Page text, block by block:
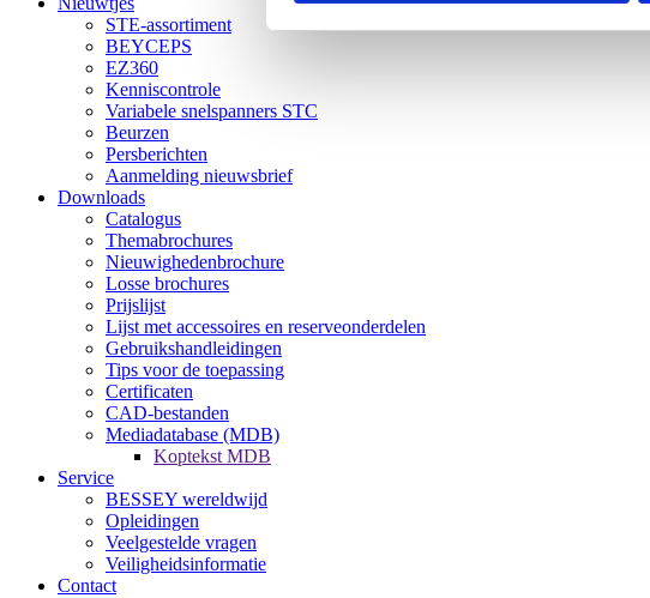
STE-assortiment
BEYCEPS
EZ360
Kenniscontrole
Variabele snelspanners STC
Beurzen
Persberichten
Aanmelding nieuwsbrief
Downloads
Catalogus
Themabrochures
Nieuwighedenbrochure
Losse brochures
Prijslijst
Lijst met accessoires en reserveonderdelen
Gebruikshandleidingen
Tips voor de toepassing
Certificaten
CAD-bestanden
Mediadatabase (MDB)
Koptekst MDB
Service
BESSEY wereldwijd
Opleidingen
Veelgestelde vragen
Veiligheidsinformatie
Contact